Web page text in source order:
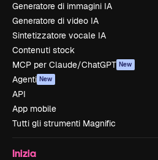
Generatore di immagini IA
Generatore di video IA
Sintetizzatore vocale IA
Contenuti stock
MCP per Claude/ChatGPT New
Agenti New
API
App mobile
Tutti gli strumenti Magnific
Inizia